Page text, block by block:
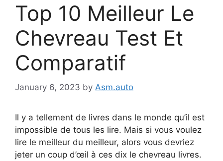
Top 10 Meilleur Le
Chevreau Test Et
Comparatif
January 6, 2023 by Asm.auto
Il y a tellement de livres dans le monde qu’il est
impossible de tous les lire. Mais si vous voulez
lire le meilleur du meilleur, alors vous devriez
jeter un coup d’œil à ces dix le chevreau livres.